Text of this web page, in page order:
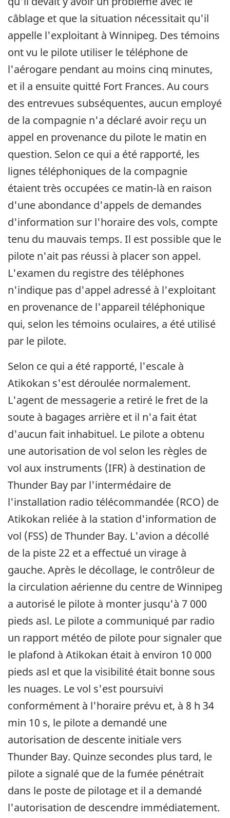
câblage et que la situation nécessitait qu'il
appelle l'exploitant à Winnipeg. Des témoins
ont vu le pilote utiliser le téléphone de
l'aérogare pendant au moins cinq minutes,
et il a ensuite quitté Fort Frances. Au cours
des entrevues subséquentes, aucun employé
de la compagnie n'a déclaré avoir reçu un
appel en provenance du pilote le matin en
question. Selon ce qui a été rapporté, les
lignes téléphoniques de la compagnie
étaient très occupées ce matin-là en raison
d'une abondance d'appels de demandes
d'information sur l'horaire des vols, compte
tenu du mauvais temps. Il est possible que le
pilote n'ait pas réussi à placer son appel.
L'examen du registre des téléphones
n'indique pas d'appel adressé à l'exploitant
en provenance de l'appareil téléphonique
qui, selon les témoins oculaires, a été utilisé
par le pilote.
Selon ce qui a été rapporté, l'escale à
Atikokan s'est déroulée normalement.
L'agent de messagerie a retiré le fret de la
soute à bagages arrière et il n'a fait état
d'aucun fait inhabituel. Le pilote a obtenu
une autorisation de vol selon les règles de
vol aux instruments (IFR) à destination de
Thunder Bay par l'intermédaire de
l'installation radio télécommandée (RCO) de
Atikokan reliée à la station d'information de
vol (FSS) de Thunder Bay. L'avion a décollé
de la piste 22 et a effectué un virage à
gauche. Après le décollage, le contrôleur de
la circulation aérienne du centre de Winnipeg
a autorisé le pilote à monter jusqu'à 7 000
pieds asl. Le pilote a communiqué par radio
un rapport météo de pilote pour signaler que
le plafond à Atikokan était à environ 10 000
pieds asl et que la visibilité était bonne sous
les nuages. Le vol s'est poursuivi
conformément à l'horaire prévu et, à 8 h 34
min 10 s, le pilote a demandé une
autorisation de descente initiale vers
Thunder Bay. Quinze secondes plus tard, le
pilote a signalé que de la fumée pénétrait
dans le poste de pilotage et il a demandé
l'autorisation de descendre immédiatement.